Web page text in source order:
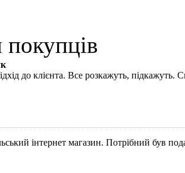
покупців
до клієнта. Все розкажуть, підкажуть.
інтернет магазин. Потрібний був